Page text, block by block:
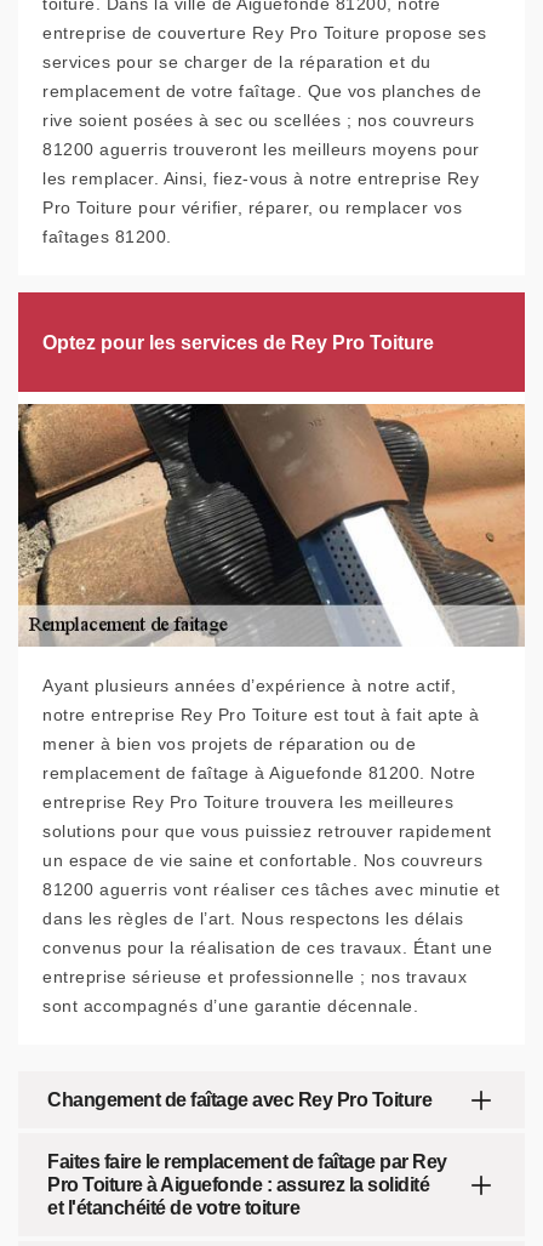
entreprise de couverture Rey Pro Toiture propose ses
services pour se charger de la réparation et du
remplacement de votre faîtage. Que vos planches de
rive soient posées à sec ou scellées ; nos couvreurs
81200 aguerris trouveront les meilleurs moyens pour
les remplacer. Ainsi, fiez-vous à notre entreprise Rey
Pro Toiture pour vérifier, réparer, ou remplacer vos
faîtages 81200.
Optez pour les services de Rey Pro Toiture
Ayant plusieurs années d’expérience à notre actif,
notre entreprise Rey Pro Toiture est tout à fait apte à
mener à bien vos projets de réparation ou de
remplacement de faîtage à Aiguefonde 81200. Notre
entreprise Rey Pro Toiture trouvera les meilleures
solutions pour que vous puissiez retrouver rapidement
un espace de vie saine et confortable. Nos couvreurs
81200 aguerris vont réaliser ces tâches avec minutie et
dans les règles de l’art. Nous respectons les délais
convenus pour la réalisation de ces travaux. Étant une
entreprise sérieuse et professionnelle ; nos travaux
sont accompagnés d’une garantie décennale.
Changement de faîtage avec Rey Pro Toiture
Faites faire le remplacement de faîtage par Rey
Pro Toiture à Aiguefonde : assurez la solidité
et l'étanchéité de votre toiture